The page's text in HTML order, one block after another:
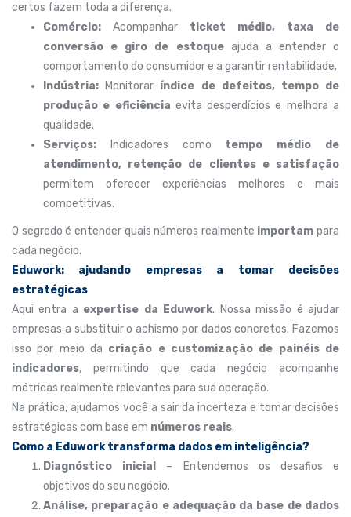
certos fazem toda a diferença.
Comércio: Acompanhar ticket médio, taxa de
conversão e giro de estoqueajuda a entender o
comportamento do consumidor e a garantir rentabilidade.
Indústria: Monitorar índice de defeitos, tempo de
produção e eficiência evita desperdícios e melhora a
qualidade.
Serviços: Indicadores como tempo médio de
atendimento, retenção de clientes e satisfação
permitem oferecer experiências melhores e mais
competitivas.
O segredo é entender quais números realmente importam para
cada negócio.
Eduwork: ajudando empresas a tomar decisões
estratégicas
Aqui entra a expertise da Eduwork. Nossa missão é ajudar
empresas a substituir o achismo por dados concretos. Fazemos
isso por meio da criação e customização de painéis de
indicadores, permitindo que cada negócio acompanhe
métricas realmente relevantes para sua operação.
Na prática, ajudamos você a sair da incerteza e tomar decisões
estratégicas com base em números reais.
Como a Eduwork transforma dados em inteligência?
Diagnóstico inicial
– Entendemos os desafios e
objetivos do seu negócio.
Análise, preparação e adequação da base de dados